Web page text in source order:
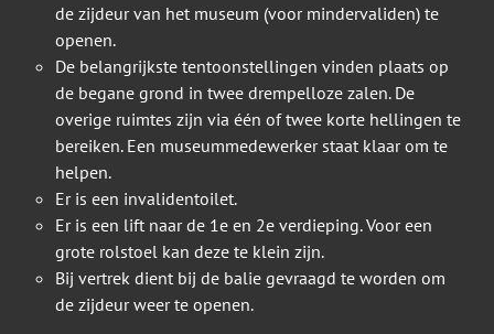
de zijdeur van het museum (voor mindervaliden) te
openen.
De belangrijkste tentoonstellingen vinden plaats op
de begane grond in twee drempelloze zalen. De
overige ruimtes zijn via één of twee korte hellingen te
bereiken. Een museummedewerker staat klaar om te
helpen.
Er is een invalidentoilet.
Er is een lift naar de 1e en 2e verdieping. Voor een
grote rolstoel kan deze te klein zijn.
Bij vertrek dient bij de balie gevraagd te worden om
de zijdeur weer te openen.